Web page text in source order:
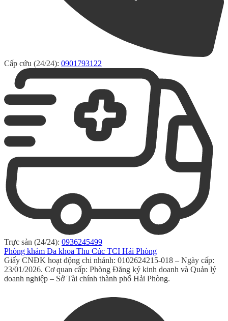
Cấp cứu (24/24): 0901793122
Trực sản (24/24): 0936245499
Phòng khám Đa khoa Thu Cúc TCI Hải Phòng
Giấy CNĐK hoạt động chi nhánh: 0102624215-018 – Ngày cấp:
23/01/2026. Cơ quan cấp: Phòng Đăng ký kinh doanh và Quản lý
doanh nghiệp – Sở Tài chính thành phố Hải Phòng.